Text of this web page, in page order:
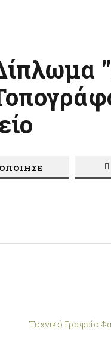
Τεχνικό Γραφείο